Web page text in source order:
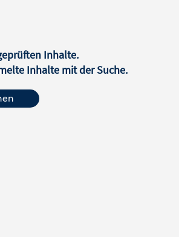
Inhalte.
Inhalte mit der Suche.